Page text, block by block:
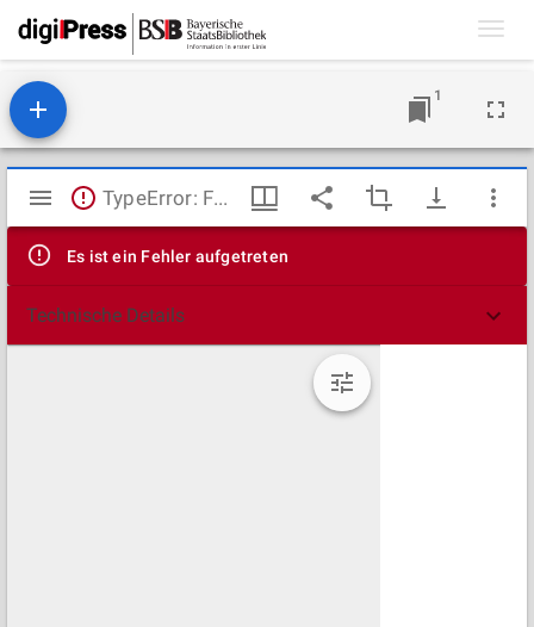
1
Mirador
Viewer
TypeError: Failed to fetch
Es ist ein Fehler aufgetreten
Technische Details